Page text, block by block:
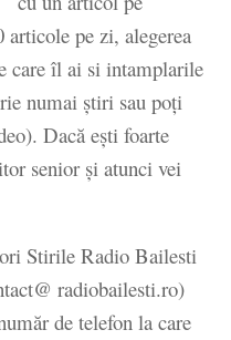
articole pe zi, alegerea
care îl ai si intamplarile
numai ştiri sau poţi
Dacă eşti foarte
senior şi atunci vei
Stirile Radio Bailesti
radiobailesti.ro)
de telefon la care